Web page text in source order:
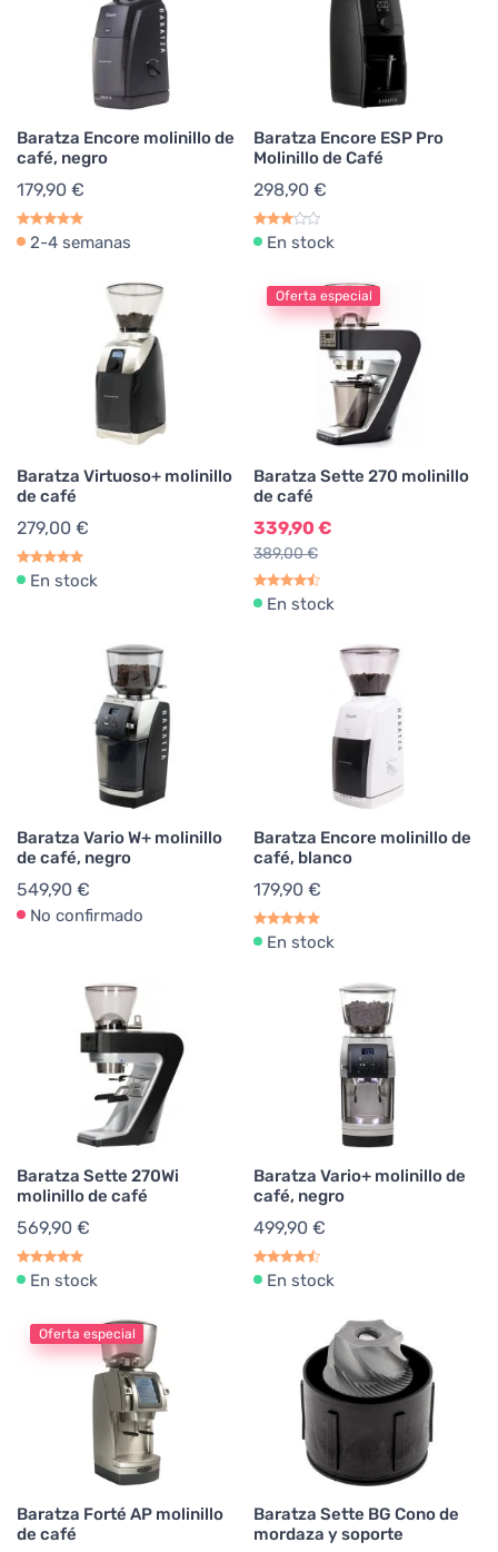
Baratza Encore molinillo de
café, negro
179,90 €
2-4 semanas
Baratza Encore ESP Pro
Molinillo de Café
298,90 €
En stock
Baratza Virtuoso+ molinillo
de café
279,00 €
En stock
Oferta especial
Baratza Sette 270 molinillo
de café
339,90 €
389,00 €
En stock
Baratza Vario W+ molinillo
de café, negro
549,90 €
No confirmado
Baratza Encore molinillo de
café, blanco
179,90 €
En stock
Baratza Sette 270Wi
molinillo de café
569,90 €
En stock
Baratza Vario+ molinillo de
café, negro
499,90 €
En stock
Oferta especial
Baratza Forté AP molinillo
de café
Baratza Sette BG Cono de
mordaza y soporte